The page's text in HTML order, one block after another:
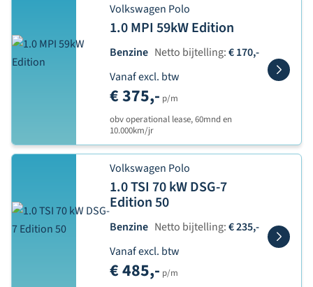
Volkswagen Polo
1.0 MPI 59kW Edition
Benzine Netto bijtelling:€ 170,-
Vanaf excl. btw
€ 375,- p/m
obv operational lease, 60mnd en
10.000km/jr
Volkswagen Polo
1.0 TSI 70 kW DSG-7
Edition 50
Benzine Netto bijtelling:€ 235,-
Vanaf excl. btw
€ 485,- p/m